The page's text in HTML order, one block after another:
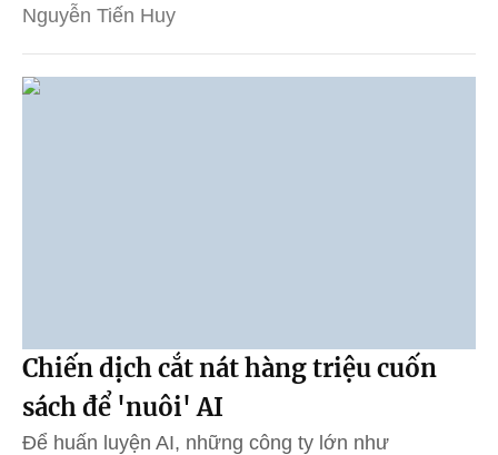
Nguyễn Tiến Huy
Chiến dịch cắt nát hàng triệu cuốn
sách để 'nuôi' AI
Để huấn luyện AI, những công ty lớn như